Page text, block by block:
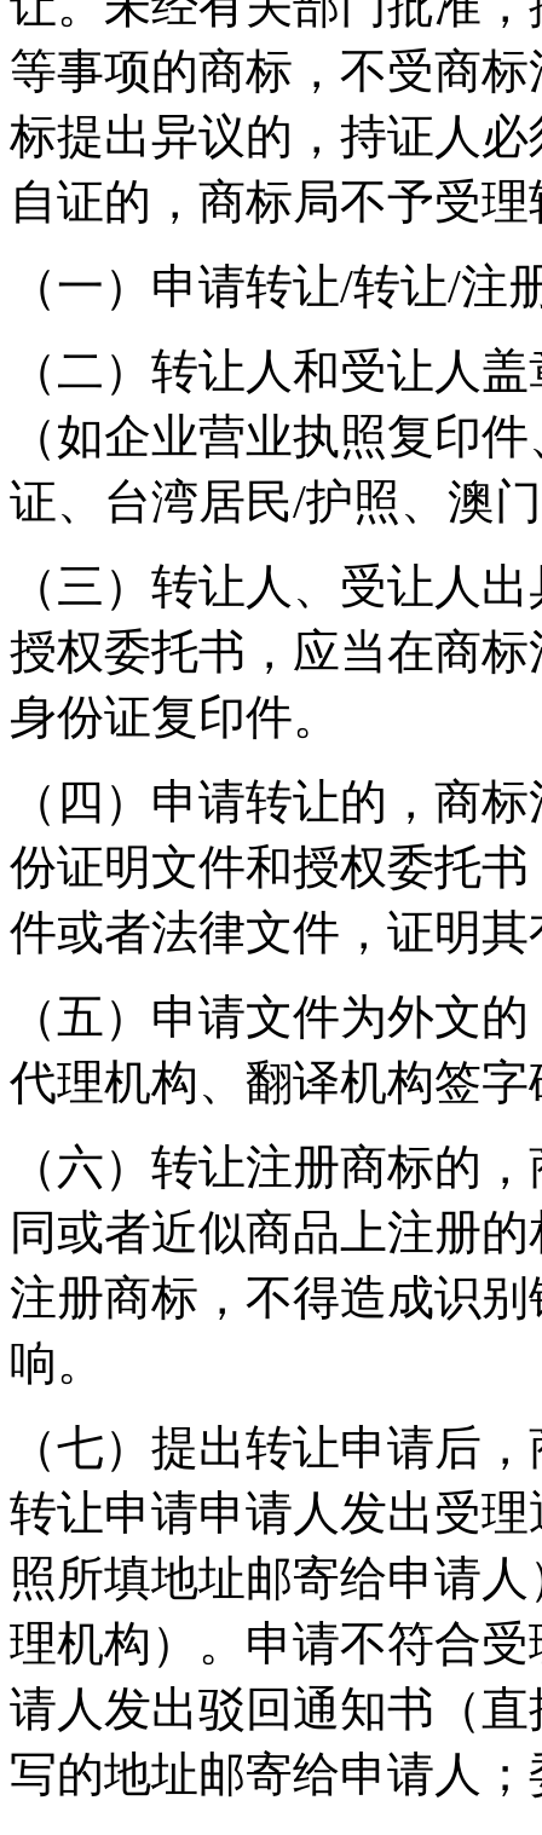
等事项的商标，不受商
标提出异议的，持证人
自证的，商标局不予受
（一）申请转让/转让/注
（二）转让人和受让人
（如企业营业执照复印
证、台湾居民/护照、澳
（三）转让人、受让人
授权委托书，应当在商
身份证复印件。
（四）申请转让的，商
份证明文件和授权委托
件或者法律文件，证明
（五）申请文件为外文
代理机构、翻译机构签
（六）转让注册商标的
同或者近似商品上注册
注册商标，不得造成识
响。
（七）提出转让申请后
转让申请申请人发出受
照所填地址邮寄给申请
理机构）。申请不符合
请人发出驳回通知书（
写的地址邮寄给申请人